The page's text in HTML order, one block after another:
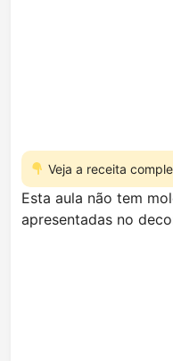
Veja a receita
Esta aula não tem
apresentadas no